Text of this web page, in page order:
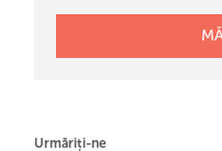
Urmăriți-ne